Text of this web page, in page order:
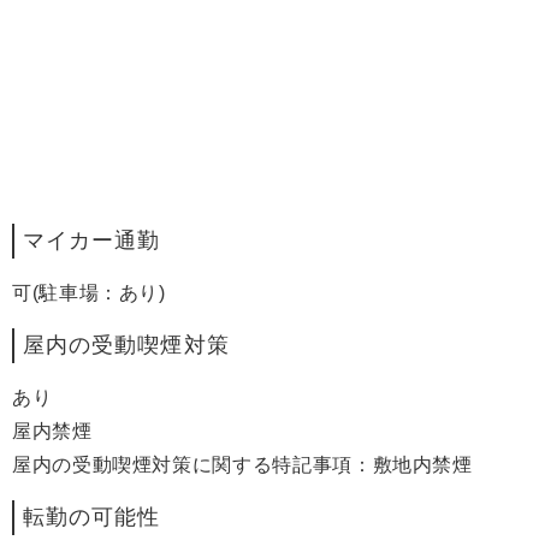
マイカー通勤
可(駐車場：あり)
屋内の受動喫煙対策
あり
屋内禁煙
屋内の受動喫煙対策に関する特記事項：敷地内禁煙
転勤の可能性